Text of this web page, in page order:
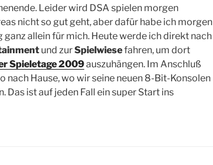
Leider wird DSA spielen morgen
nicht so gut geht, aber dafür habe ich morgen
ganz allein für mich. Heute werde ich direkt nach
und zurSpielwiesefahren, um dort
Spieletage 2009auszuhängen. Im Anschluß
nach Hause, wo wir seine neuen 8-Bit-Konsolen
Das ist auf jeden Fall ein super Start ins